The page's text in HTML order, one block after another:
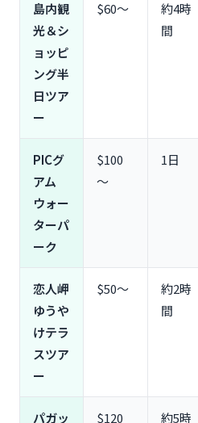
島内観
光＆シ
ョッピ
ング半
日ツア
ー
$60〜
約4時
間
PICグ
アム
ウォー
ターパ
ーク
$100
〜
1日
恋人岬
ゆうや
けテラ
スツア
ー
$50〜
約2時
間
パガッ
$120
約5時